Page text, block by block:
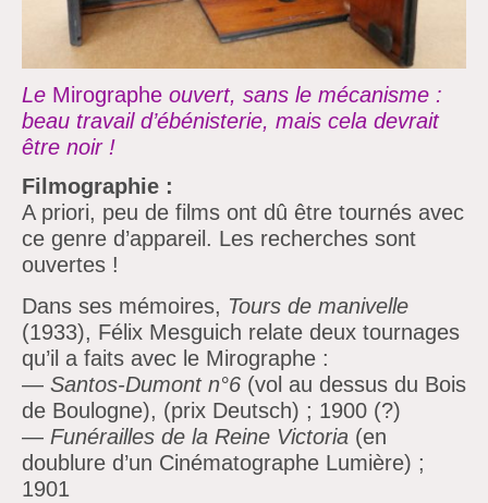
Le Mirographe ouvert, sans le mécanisme :
beau travail d’ébénisterie, mais cela devrait
être noir !
Filmographie :
A priori, peu de films ont dû être tournés avec
ce genre d’appareil. Les recherches sont
ouvertes !
Dans ses mémoires, Tours de manivelle
(1933), Félix Mesguich relate deux tournages
qu’il a faits avec le Mirographe :
— Santos-Dumont n°6 (vol au dessus du Bois
de Boulogne), (prix Deutsch) ; 1900 (?)
— Funérailles de la Reine Victoria (en
doublure d’un Cinématographe Lumière) ;
1901